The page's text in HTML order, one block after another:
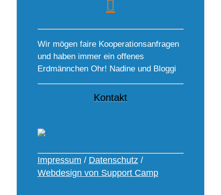
Wir mögen faire Kooperationsanfragen
und haben immer ein offenes
Erdmännchen Ohr! Nadine und Bloggi
Kontakt
Impressum / Datenschutz/
Webdesign von Support Camp